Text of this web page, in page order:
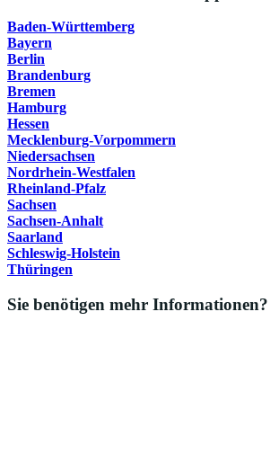
Baden-Württemberg
Bayern
Berlin
Brandenburg
Bremen
Hamburg
Hessen
Mecklenburg-Vorpommern
Niedersachsen
Nordrhein-Westfalen
Rheinland-Pfalz
Sachsen
Sachsen-Anhalt
Saarland
Schleswig-Holstein
Thüringen
Sie benötigen mehr Informationen?